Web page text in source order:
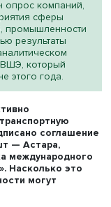
цепей
российского
в партнерстве
основные
цепей поставок и
этом бизнесом.
опрос
сферы
FMCG,
результаты
в аналитическом
ВШЭ, который
июне этого года.